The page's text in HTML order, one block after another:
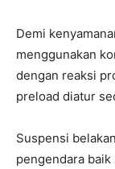
Demi
menggunakan
dengan reaksi
preload diatur
Suspensi
pengendara